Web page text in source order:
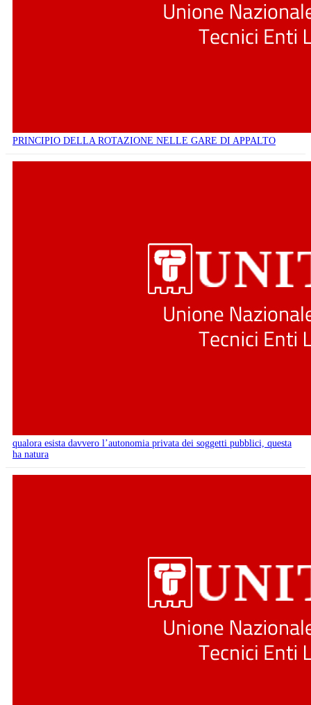
PRINCIPIO DELLA ROTAZIONE NELLE GARE DI APPALTO
qualora esista davvero l’autonomia privata dei soggetti pubblici, questa
ha natura